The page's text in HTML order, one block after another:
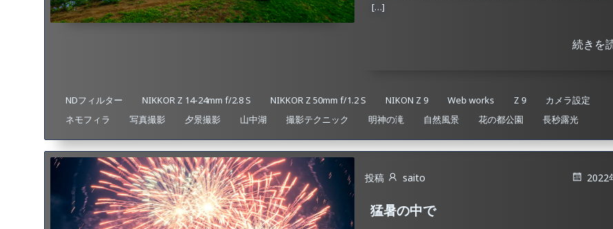
[…]
続きを
NDフィルター NIKKOR Z 14-24mm f/2.8 S NIKKOR Z 50mm f/1.2 S NIKON Z 9 Web works Z 9
カメラ設定
ネモフィラ
写真撮影 夕景撮影 山中湖 撮影テクニック 明神の滝 自然風景 花の都公園 長秒露光
投稿 saito 2022
猛暑の中で